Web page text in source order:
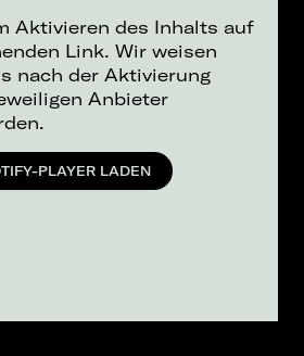
Aktivieren des Inhalts auf
Link. Wir weisen
nach der Aktivierung
Anbieter
PLAYER LADEN